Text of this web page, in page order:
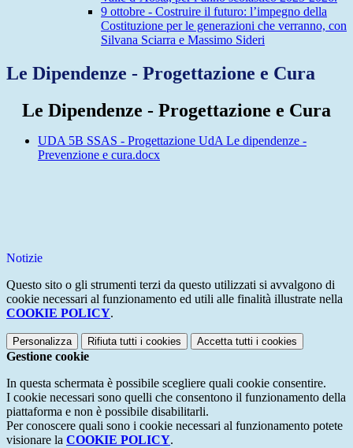
9 ottobre - Costruire il futuro: l’impegno della
Costituzione per le generazioni che verranno, con
Silvana Sciarra e Massimo Sideri
Le Dipendenze - Progettazione e Cura
Le Dipendenze - Progettazione e Cura
UDA 5B SSAS - Progettazione UdA Le dipendenze -
Prevenzione e cura.docx
Notizie
Questo sito o gli strumenti terzi da questo utilizzati si avvalgono di
cookie necessari al funzionamento ed utili alle finalità illustrate nella
COOKIE POLICY.
Personalizza Rifiuta tutti i cookies Accetta tutti i cookies
Gestione cookie
In questa schermata è possibile scegliere quali cookie consentire.
I cookie necessari sono quelli che consentono il funzionamento della
piattaforma e non è possibile disabilitarli.
Per conoscere quali sono i cookie necessari al funzionamento potete
visionare la COOKIE POLICY.